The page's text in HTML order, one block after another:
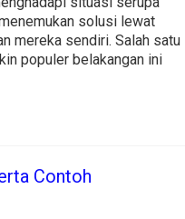
solusi lewat
mereka sendiri. Salah satu
populer belakangan ini
Contoh